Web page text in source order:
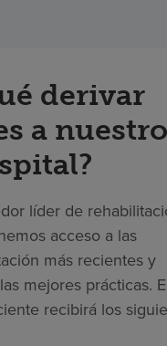
derivar
a nuestro
líder de
acceso a las
más recientes y
mejores prácticas.
recibirá los